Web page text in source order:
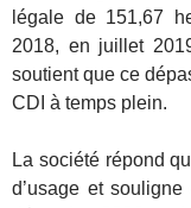
légale de 151,67
2018, en juillet
soutient que ce
CDI à temps plein.
La société répond
d’usage et